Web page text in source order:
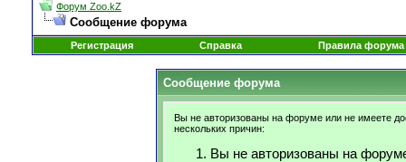
Форум Zoo.kZ
Сообщение форума
Регистрация Справка Правила форума
Сообщение форума
Вы не авторизованы на форуме или не имеете
нескольких причин:
Вы не авторизованы на